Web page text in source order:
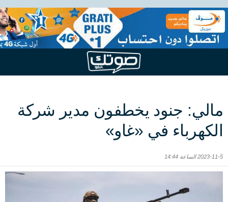
مالي: جنود يخطفون مدير شركة
الكهرباء في «غاو»
2023-11-5 الساعة 14:44